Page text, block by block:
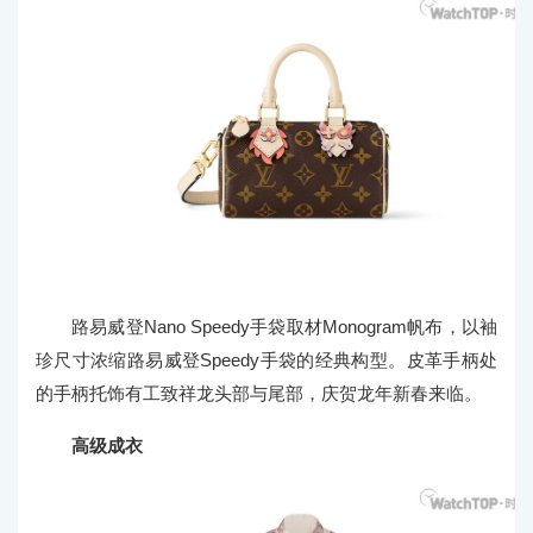
路易威登Nano Speedy手袋取材Monogram帆布，以袖
珍尺寸浓缩路易威登Speedy手袋的经典构型。皮革手柄处
的手柄托饰有工致祥龙头部与尾部，庆贺龙年新春来临。
高级成衣